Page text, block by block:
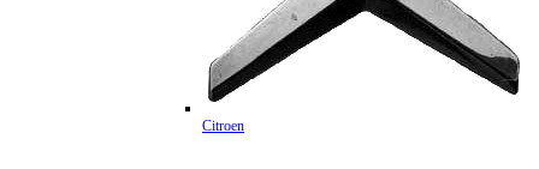
Citroen